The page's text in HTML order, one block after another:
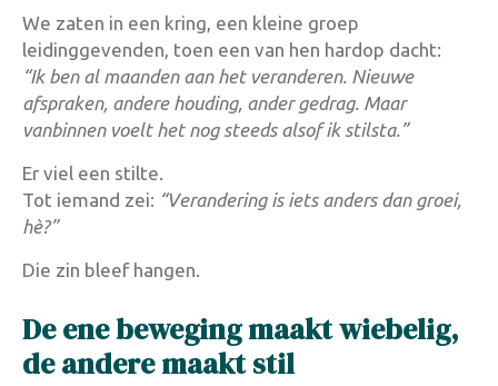
We zaten in een kring, een kleine groep
leidinggevenden, toen een van hen hardop dacht:
“Ik ben al maanden aan het veranderen. Nieuwe
afspraken, andere houding, ander gedrag. Maar
vanbinnen voelt het nog steeds alsof ik stilsta.”
Er viel een stilte.
Tot iemand zei: “Verandering is iets anders dan groei,
hè?”
Die zin bleef hangen.
De ene beweging maakt wiebelig,
de andere maakt stil